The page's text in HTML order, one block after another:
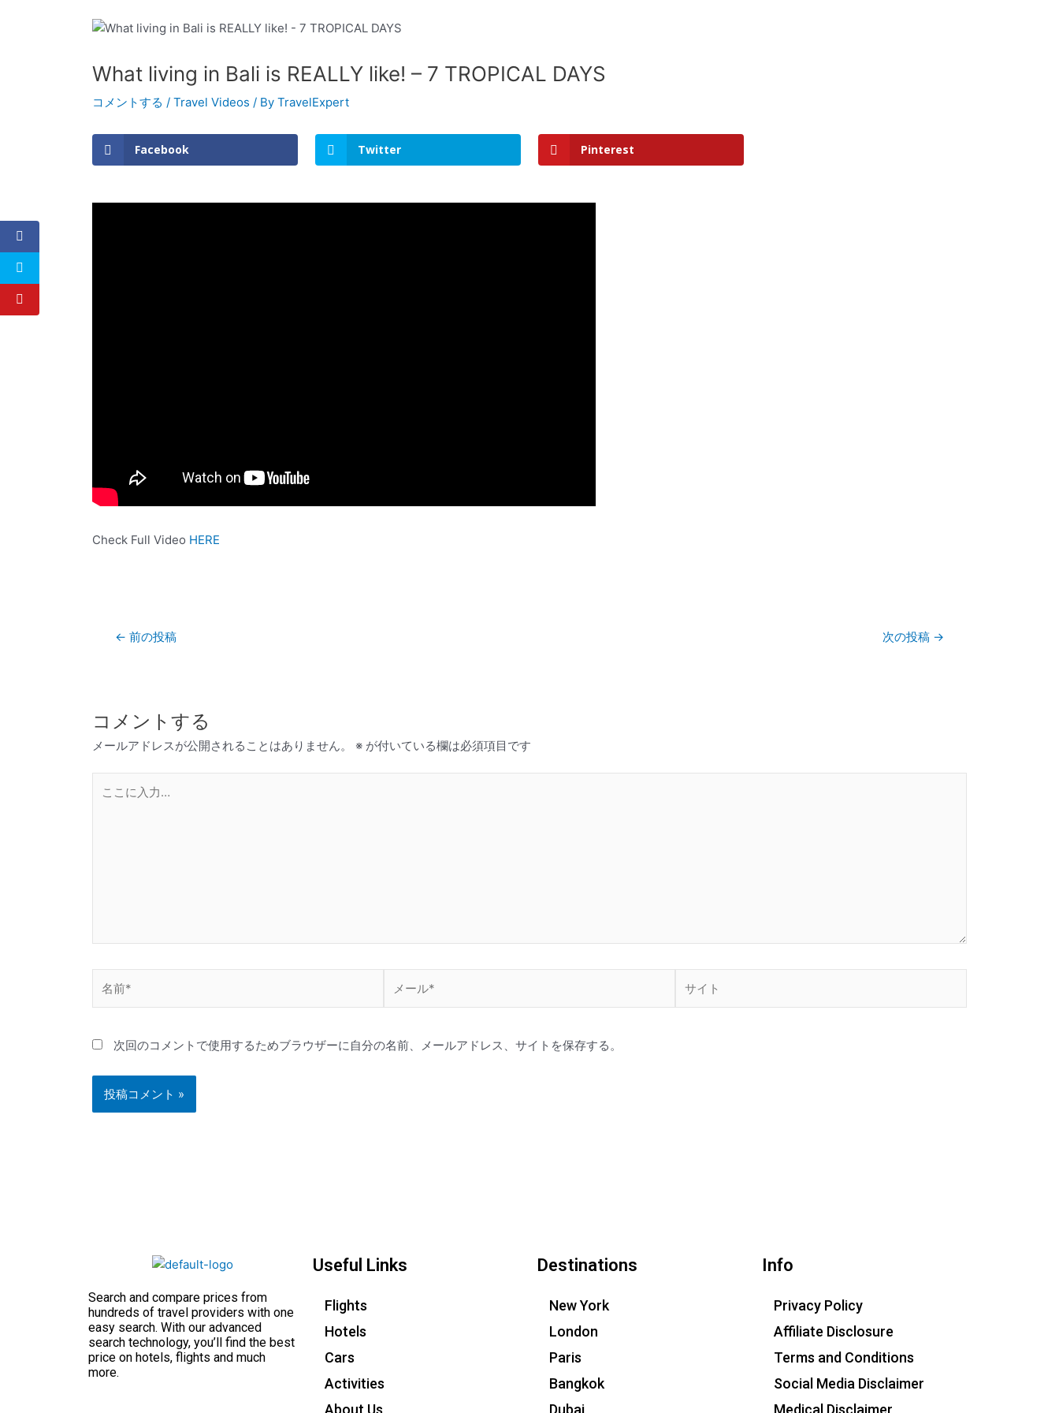
What living in Bali is REALLY like! – 7 TROPICAL DAYS
コメントする / Travel Videos / By TravelExpert
Facebook Twitter Pinterest
Check Full Video HERE
← 前の投稿 次の投稿 →
コメントする
メールアドレスが公開されることはありません。 ※ が付いている欄は必須項目です
前
ー
次回のコメントで使用するためブラウザーに自分の名前、メールアドレス、サイトを保存する。
Search and compare prices from
hundreds of travel providers with one
easy search. With our advanced
search technology, you’ll find the best
price on hotels, flights and much
more.
Useful Links
Flights
Hotels
Cars
Activities
Destinations
New York
London
Paris
Bangkok
Info
Privacy Policy
Affiliate Disclosure
Terms and Conditions
Social Media Disclaimer